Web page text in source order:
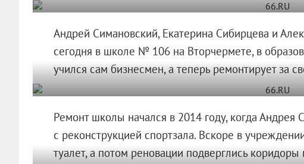
Андрей Симановский, Екатерина Сибирцева и
сегодня в школе № 106 на Вторчермете, в
учился сам бизнесмен, а теперь ремонтирует за
Ремонт школы начался в 2014 году, когда Андрея
с реконструкцией спортзала. Вскоре в
туалет, а потом реновации подверглись коридоры